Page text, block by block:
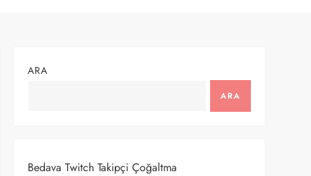
ARA
ARA
Bedava Twitch Takipçi Çoğaltma